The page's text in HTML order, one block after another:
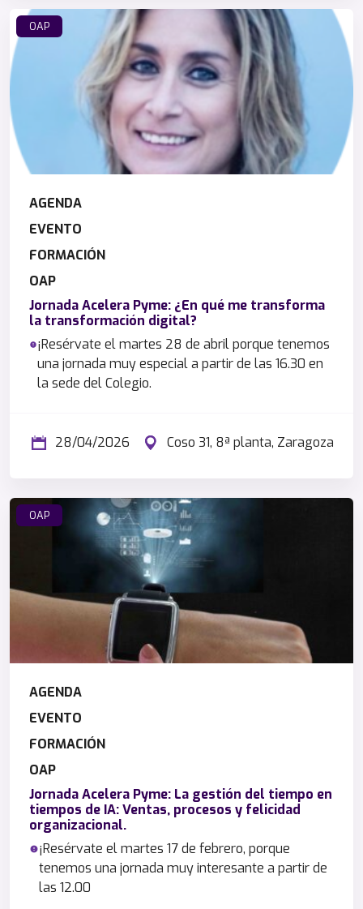
OAP
AGENDA
EVENTO
FORMACIÓN
OAP
Jornada Acelera Pyme: ¿En qué me transforma
la transformación digital?
¡Resérvate el martes 28 de abril porque tenemos
una jornada muy especial a partir de las 16.30 en
la sede del Colegio.
28/04/2026 Coso 31, 8ª planta, Zaragoza
OAP
AGENDA
EVENTO
FORMACIÓN
OAP
Jornada Acelera Pyme: La gestión del tiempo en
tiempos de IA: Ventas, procesos y felicidad
organizacional.
¡Resérvate el martes 17 de febrero, porque
tenemos una jornada muy interesante a partir de
las 12.00